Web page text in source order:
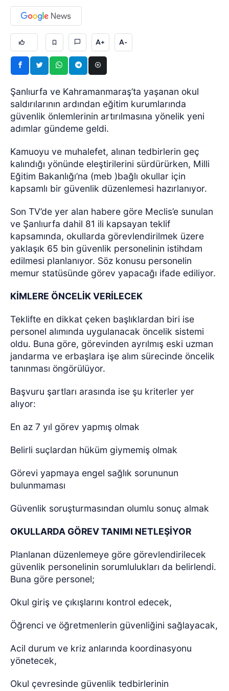
A+ A-
Şanlıurfa ve Kahramanmaraş’ta yaşanan okul
saldırılarının ardından eğitim kurumlarında
güvenlik önlemlerinin artırılmasına yönelik yeni
adımlar gündeme geldi.
Kamuoyu ve muhalefet, alınan tedbirlerin geç
kalındığı yönünde eleştirilerini sürdürürken, Milli
Eğitim Bakanlığı’na (meb )bağlı okullar için
kapsamlı bir güvenlik düzenlemesi hazırlanıyor.
Son TV’de yer alan habere göre Meclis’e sunulan
ve Şanlıurfa dahil 81 ili kapsayan teklif
kapsamında, okullarda görevlendirilmek üzere
yaklaşık 65 bin güvenlik personelinin istihdam
edilmesi planlanıyor. Söz konusu personelin
memur statüsünde görev yapacağı ifade ediliyor.
KİMLERE ÖNCELİK VERİLECEK
Teklifte en dikkat çeken başlıklardan biri ise
personel alımında uygulanacak öncelik sistemi
oldu. Buna göre, görevinden ayrılmış eski uzman
jandarma ve erbaşlara işe alım sürecinde öncelik
tanınması öngörülüyor.
Başvuru şartları arasında ise şu kriterler yer
alıyor:
En az 7 yıl görev yapmış olmak
Belirli suçlardan hüküm giymemiş olmak
Görevi yapmaya engel sağlık sorununun
bulunmaması
Güvenlik soruşturmasından olumlu sonuç almak
OKULLARDA GÖREV TANIMI NETLEŞİYOR
Planlanan düzenlemeye göre görevlendirilecek
güvenlik personelinin sorumlulukları da belirlendi.
Buna göre personel;
Okul giriş ve çıkışlarını kontrol edecek,
Öğrenci ve öğretmenlerin güvenliğini sağlayacak,
Acil durum ve kriz anlarında koordinasyonu
yönetecek,
Okul çevresinde güvenlik tedbirlerinin